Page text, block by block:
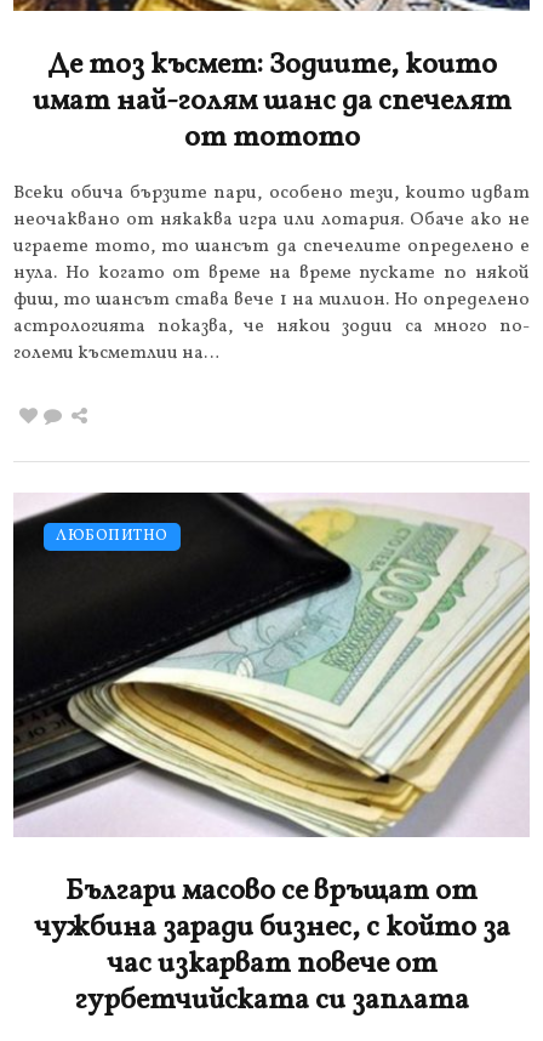
Де тоз късмет: Зодиите, които
имат най-голям шанс да спечелят
от тотото
Всеки обича бързите пари, особено тези, които идват
неочаквано от някаква игра или лотария. Обаче ако не
играете тото, то шансът да спечелите определено е
нула. Но когато от време на време пускате по някой
фиш, то шансът става вече 1 на милион. Но определено
астрологията показва, че някои зодии са много по-
големи късметлии на…
ЛЮБОПИТНО
Българи масово се връщат от
чужбина заради бизнес, с който за
час изкарват повече от
гурбетчийската си заплата